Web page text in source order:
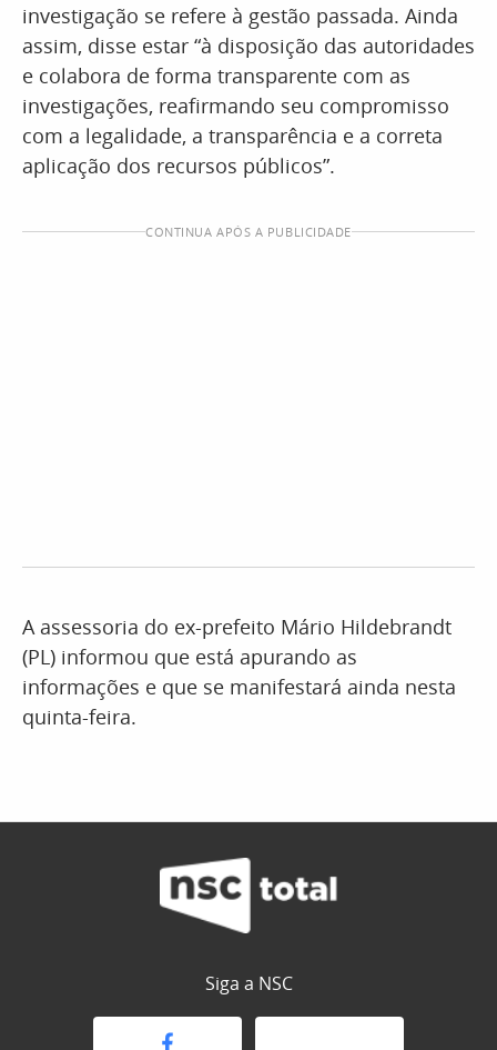
investigação se refere à gestão passada. Ainda
assim, disse estar “à disposição das autoridades
e colabora de forma transparente com as
investigações, reafirmando seu compromisso
com a legalidade, a transparência e a correta
aplicação dos recursos públicos”.
CONTINUA APÓS A PUBLICIDADE
A assessoria do ex-prefeito Mário Hildebrandt
(PL) informou que está apurando as
informações e que se manifestará ainda nesta
quinta-feira.
Siga a NSC